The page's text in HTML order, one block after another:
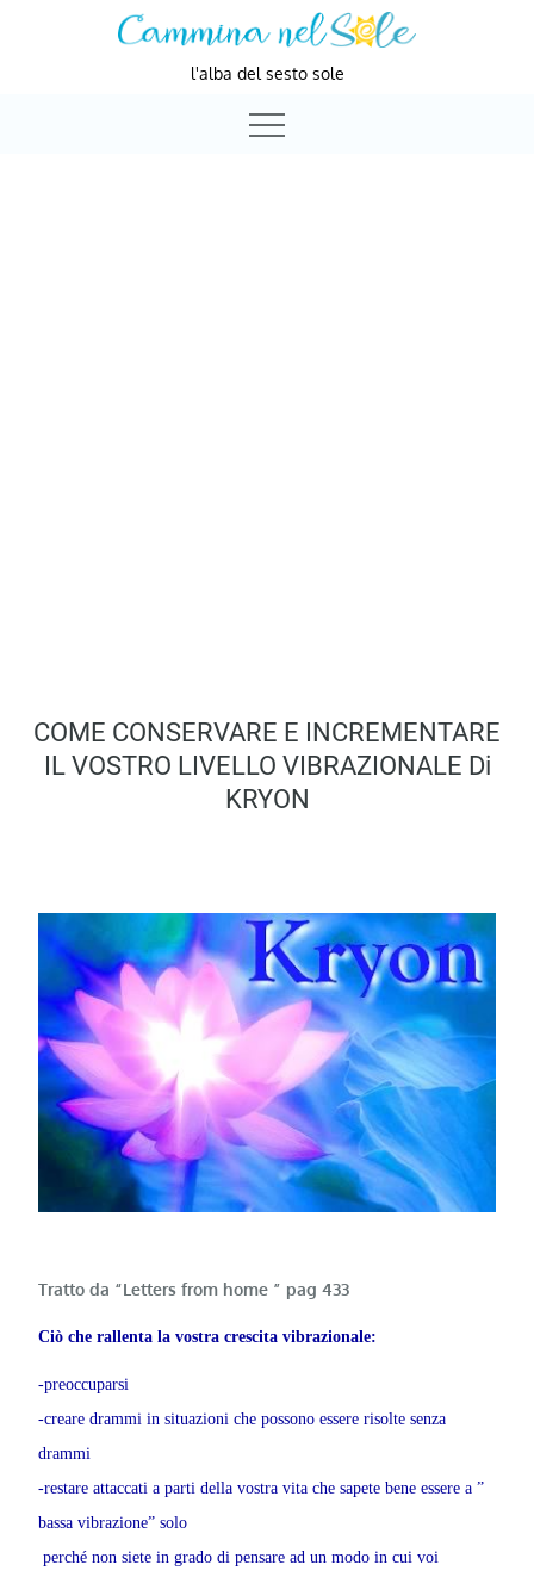
l'alba del sesto sole
COME CONSERVARE E INCREMENTARE
IL VOSTRO LIVELLO VIBRAZIONALE Di
KRYON
Tratto da “Letters from home ” pag 433
Ciò che rallenta la vostra crescita vibrazionale:
-preoccuparsi
-creare drammi in situazioni che possono essere risolte senza
drammi
-restare attaccati a parti della vostra vita che sapete bene essere a ”
bassa vibrazione” solo
perché non siete in grado di pensare ad un modo in cui voi